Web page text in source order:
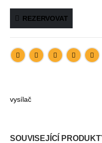
REZERVOVAT
vysílač
SOUVISEJÍCÍ